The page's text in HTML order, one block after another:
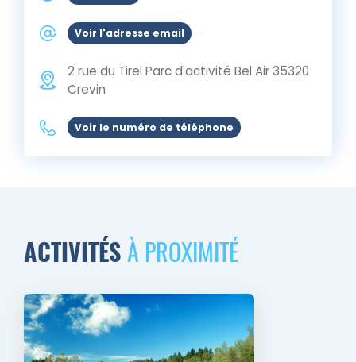
Voir l'adresse email
2 rue du Tirel Parc d'activité Bel Air 35320
Crevin
Voir le numéro de téléphone
ACTIVITÉSÀ PROXIMITÉ